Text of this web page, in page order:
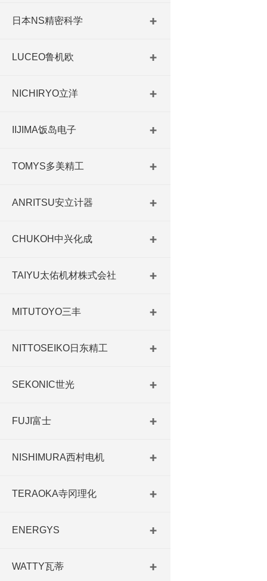
日本NS精密科学
LUCEO鲁机欧
NICHIRYO立洋
IIJIMA饭岛电子
TOMYS多美精工
ANRITSU安立计器
CHUKOH中兴化成
TAIYU太佑机材株式会社
MITUTOYO三丰
NITTOSEIKO日东精工
SEKONIC世光
FUJI富士
NISHIMURA西村电机
TERAOKA寺冈理化
ENERGYS
WATTY瓦蒂